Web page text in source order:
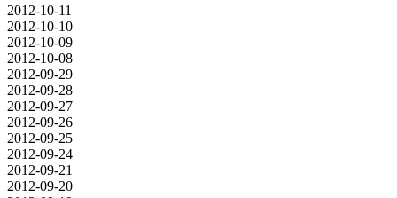
2012-10-11
2012-10-10
2012-10-09
2012-10-08
2012-09-29
2012-09-28
2012-09-27
2012-09-26
2012-09-25
2012-09-24
2012-09-21
2012-09-20